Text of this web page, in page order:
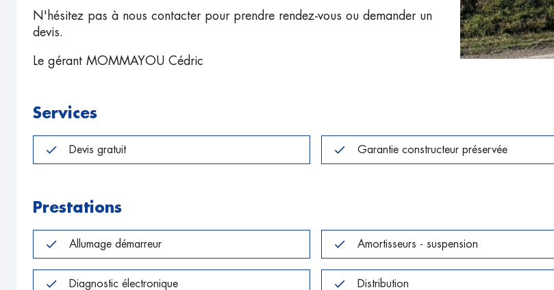
N'hésitez pas à nous contacter pour prendre rendez-vous ou demander un
devis.
Le gérant MOMMAYOU Cédric
Services
Devis gratuit Garantie constructeur préservée
Prestations
Allumage démarreur Amortisseurs - suspension
Diagnostic électronique Distribution